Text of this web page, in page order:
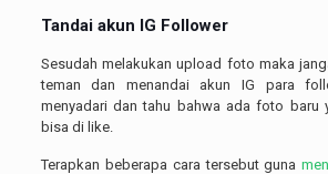
Tandai akun IG Follower
Sesudah melakukan upload foto maka
teman dan menandai akun IG para
menyadari dan tahu bahwa ada foto baru
bisa di like.
Terapkan beberapa cara tersebut guna